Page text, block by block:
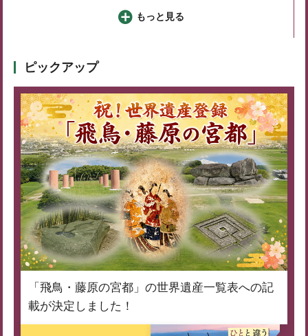
もっと見る
ピックアップ
「飛鳥・藤原の宮都」の世界遺産一覧表への記
載が決定しました！